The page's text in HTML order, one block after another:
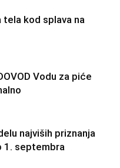
tela kod splava na
Vodu za piće
najviših priznanja
1. septembra